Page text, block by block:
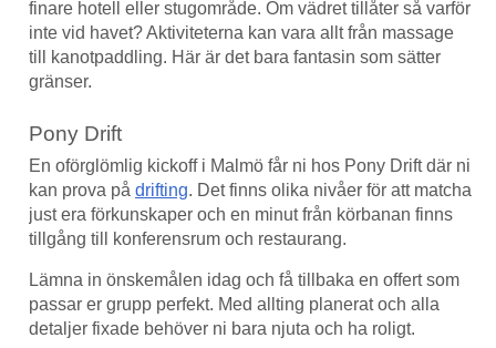
finare hotell eller stugområde. Om vädret tillåter så varför
inte vid havet? Aktiviteterna kan vara allt från massage
till kanotpaddling. Här är det bara fantasin som sätter
gränser.
Pony Drift
En oförglömlig kickoff i Malmö får ni hos Pony Drift där ni
kan prova på drifting. Det finns olika nivåer för att matcha
just era förkunskaper och en minut från körbanan finns
tillgång till konferensrum och restaurang.
Lämna in önskemålen idag och få tillbaka en offert som
passar er grupp perfekt. Med allting planerat och alla
detaljer fixade behöver ni bara njuta och ha roligt.